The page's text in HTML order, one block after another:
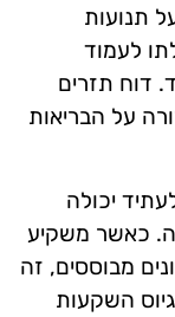
תנועות
לעמוד
דוח תזרים
על הבריאות
יכולה
כאשר משקיע
מבוססים, זה
השקעות